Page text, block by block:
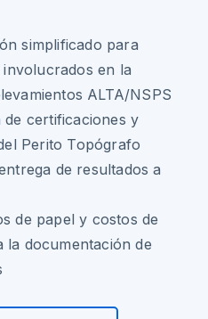
simplificado para
en la
ALTA/NSPS
certificaciones y
Perito Topógrafo
de resultados a
de papel y costos de
la documentación de